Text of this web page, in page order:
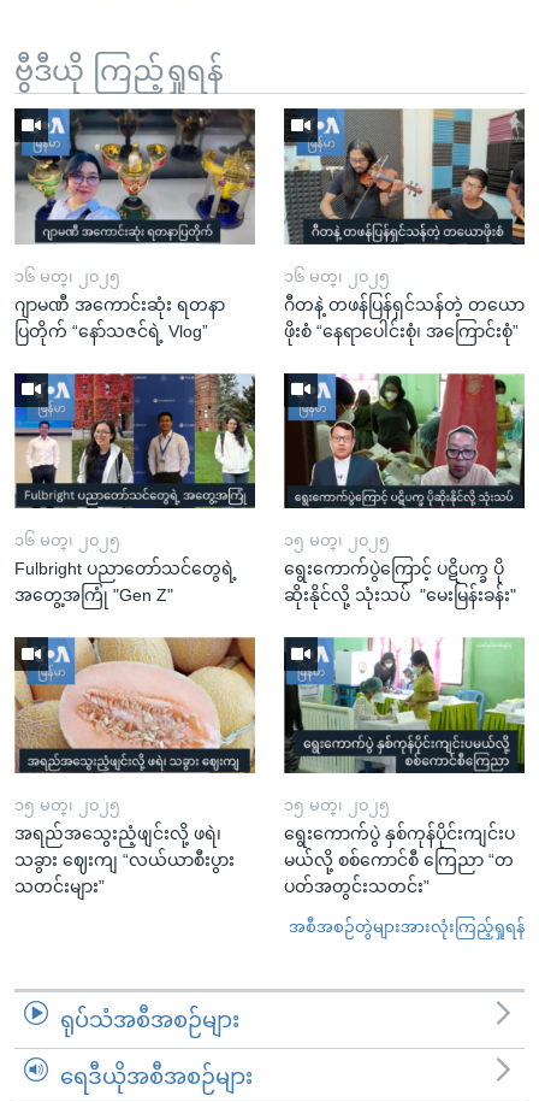
ဗွီဒီယို ကြည့်ရှုရန်
၁၆ မတ္၊ ၂၀၂၅
ဂျာမဏီ အကောင်းဆုံး ရတနာ
ပြတိုက် “နော်သဇင်ရဲ့ Vlog”
၁၆ မတ္၊ ၂၀၂၅
ဂီတနဲ့ တဖန်ပြန်ရှင်သန်တဲ့ တယော
ဖိုးစံ “နေရာပေါင်းစုံ၊ အကြောင်းစုံ”
၁၆ မတ္၊ ၂၀၂၅
Fulbright ပညာတော်သင်တွေရဲ့
အတွေ့အကြုံ "Gen Z"
၁၅ မတ္၊ ၂၀၂၅
ရွေးကောက်ပွဲကြောင့် ပဋိပက္ခ ပို
ဆိုးနိုင်လို့ သုံးသပ် "မေးမြန်းခန်း"
၁၅ မတ္၊ ၂၀၂၅
အရည်အသွေးညံ့ဖျင်းလို့ ဖရဲ၊
သခွား ဈေးကျ “လယ်ယာစီးပွား
သတင်းများ”
၁၅ မတ္၊ ၂၀၂၅
ရွေးကောက်ပွဲ နှစ်ကုန်ပိုင်းကျင်းပ
မယ်လို့ စစ်ကောင်စီ ကြေညာ “တ
ပတ်အတွင်းသတင်း”
အစီအစဉ်တွဲများအားလုံးကြည့်ရှုရန်
ရုပ်သံအစီအစဉ်များ
ရေဒီယိုအစီအစဉ်များ